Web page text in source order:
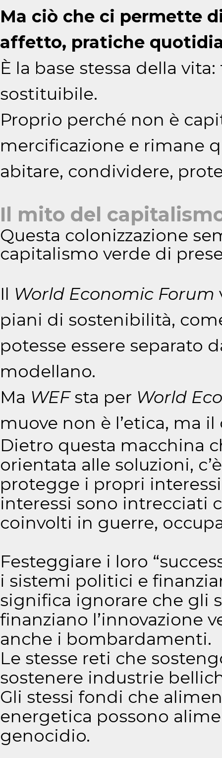
Ma ciò che ci permette
affetto, pratiche
È la base stessa della
sostituibile.
Proprio perché non è
mercificazione e rimane
abitare, condividere,
Il mito del
Questa colonizzazione
capitalismo verde di
Il World Economic Forum
piani di sostenibilità,
potesse essere separato
modellano.
Ma WEFsta per World
muove non è l’etica, ma il
Dietro questa macchina
orientata alle soluzioni,
protegge i propri
interessi sono intrecciati
coinvolti in guerre,
Festeggiare i loro
i sistemi politici e
significa ignorare che gli
finanziano l’innovazione
anche i bombardamenti.
Le stesse reti che
sostenere industrie
Gli stessi fondi che
energetica possono
genocidio.